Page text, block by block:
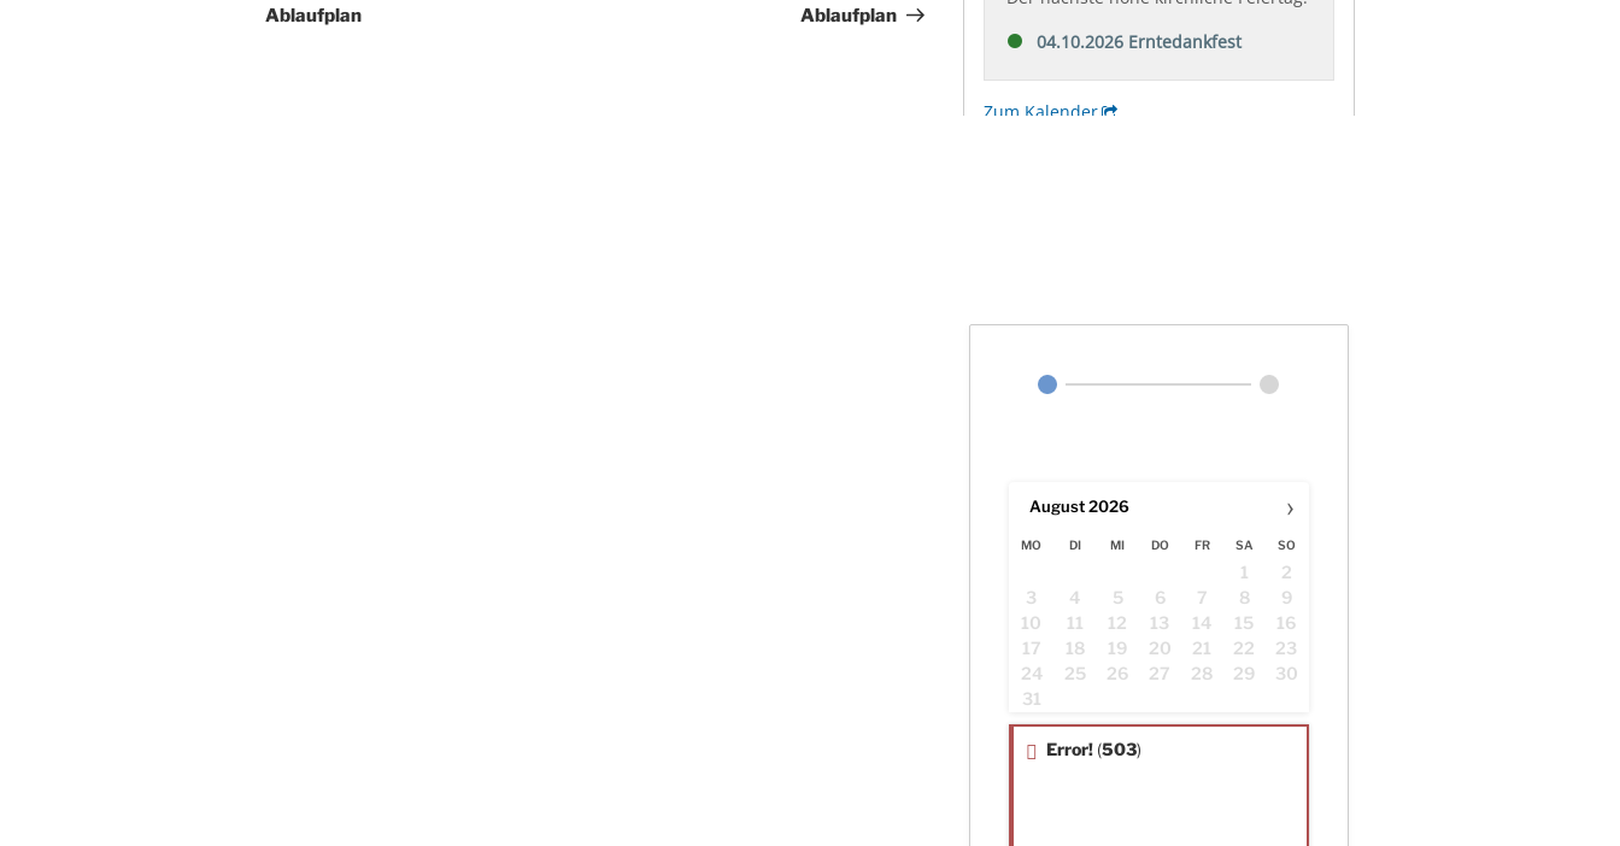
Ablaufplan
Ablaufplan
›
August 2026
MO DI MI DO FR SA SO
1
2
3
4 5 6 7 8
9
10
11 12 13 14 15
16
17
18 19 20 21 22
23
24
25 26 27 28 29
30
31
Error!(503)